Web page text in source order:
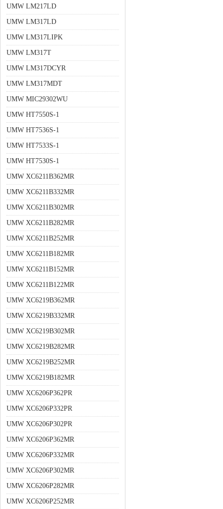
UMW LM217LD
UMW LM317LD
UMW LM317LIPK
UMW LM317T
UMW LM317DCYR
UMW LM317MDT
UMW MIC29302WU
UMW HT7550S-1
UMW HT7536S-1
UMW HT7533S-1
UMW HT7530S-1
UMW XC6211B362MR
UMW XC6211B332MR
UMW XC6211B302MR
UMW XC6211B282MR
UMW XC6211B252MR
UMW XC6211B182MR
UMW XC6211B152MR
UMW XC6211B122MR
UMW XC6219B362MR
UMW XC6219B332MR
UMW XC6219B302MR
UMW XC6219B282MR
UMW XC6219B252MR
UMW XC6219B182MR
UMW XC6206P362PR
UMW XC6206P332PR
UMW XC6206P302PR
UMW XC6206P362MR
UMW XC6206P332MR
UMW XC6206P302MR
UMW XC6206P282MR
UMW XC6206P252MR